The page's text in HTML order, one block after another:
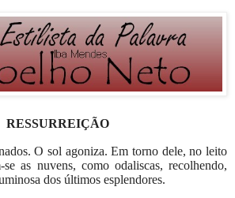
RESSURREIÇÃO
O sol agoniza. Em torno dele, no leito
as nuvens, como odaliscas, recolhendo,
dos últimos esplendores.